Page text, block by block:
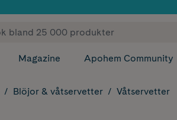
✓ Fri frakt
Magazine Apohem Community
Blöjor & våtservetter Våtservetter